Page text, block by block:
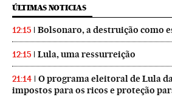
ÚLTIMAS NOTICIAS
12:15 Bolsonaro, a destruição como
12:15 Lula, uma ressurreição
21:14
O programa eleitoral de Lula
impostos para os ricos e proteção